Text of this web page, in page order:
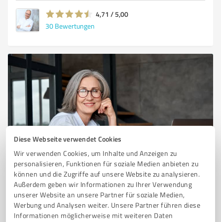
Diese Webseite verwendet Cookies
Wir verwenden Cookies, um Inhalte und Anzeigen zu
personalisieren, Funktionen für soziale Medien anbieten zu
können und die Zugriffe auf unsere Website zu analysieren.
Außerdem geben wir Informationen zu Ihrer Verwendung
unserer Website an unsere Partner für soziale Medien,
Werbung und Analysen weiter. Unsere Partner führen diese
Informationen möglicherweise mit weiteren Daten
4,71 / 5,00
30 Bewertungen
Sie möchten auch hier gelistet werden?
Registrieren Sie sich jetzt und werden Sie ein von
Kunden empfohlener ProvenExpert!